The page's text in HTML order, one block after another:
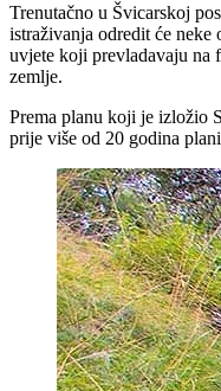
Trenutačno u Švicarskoj
istraživanja odredit će
uvjete koji prevladavaju na
zemlje.
Prema planu koji je izložio
prije više od 20 godina